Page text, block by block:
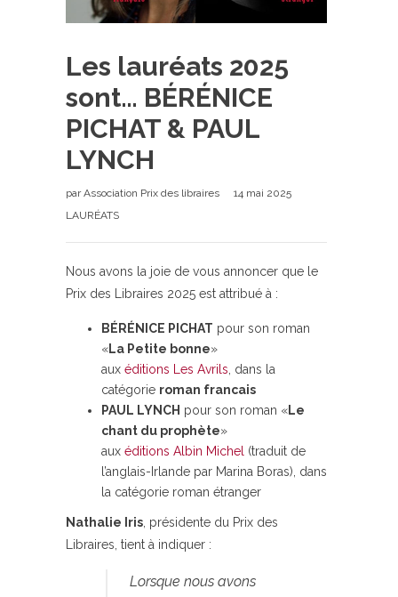
Les lauréats 2025
sont… BÉRÉNICE
PICHAT & PAUL
LYNCH
parAssociation Prix des libraires
14 mai 2025
LAURÉATS
Nous avons la joie de vous annoncer que le
Prix des Libraires 2025 est attribué à :
BÉRÉNICE PICHAT pour son roman
«La Petite bonne»
aux éditions Les Avrils , dans la
catégorie roman francais
PAUL LYNCH pour son roman «Le
chant du prophète»
aux éditions Albin Michel (traduit de
l’anglais-Irlande par Marina Boras), dans
la catégorie roman étranger
Nathalie Iris , présidente du Prix des
Libraires, tient à indiquer :
Lorsque nous avons